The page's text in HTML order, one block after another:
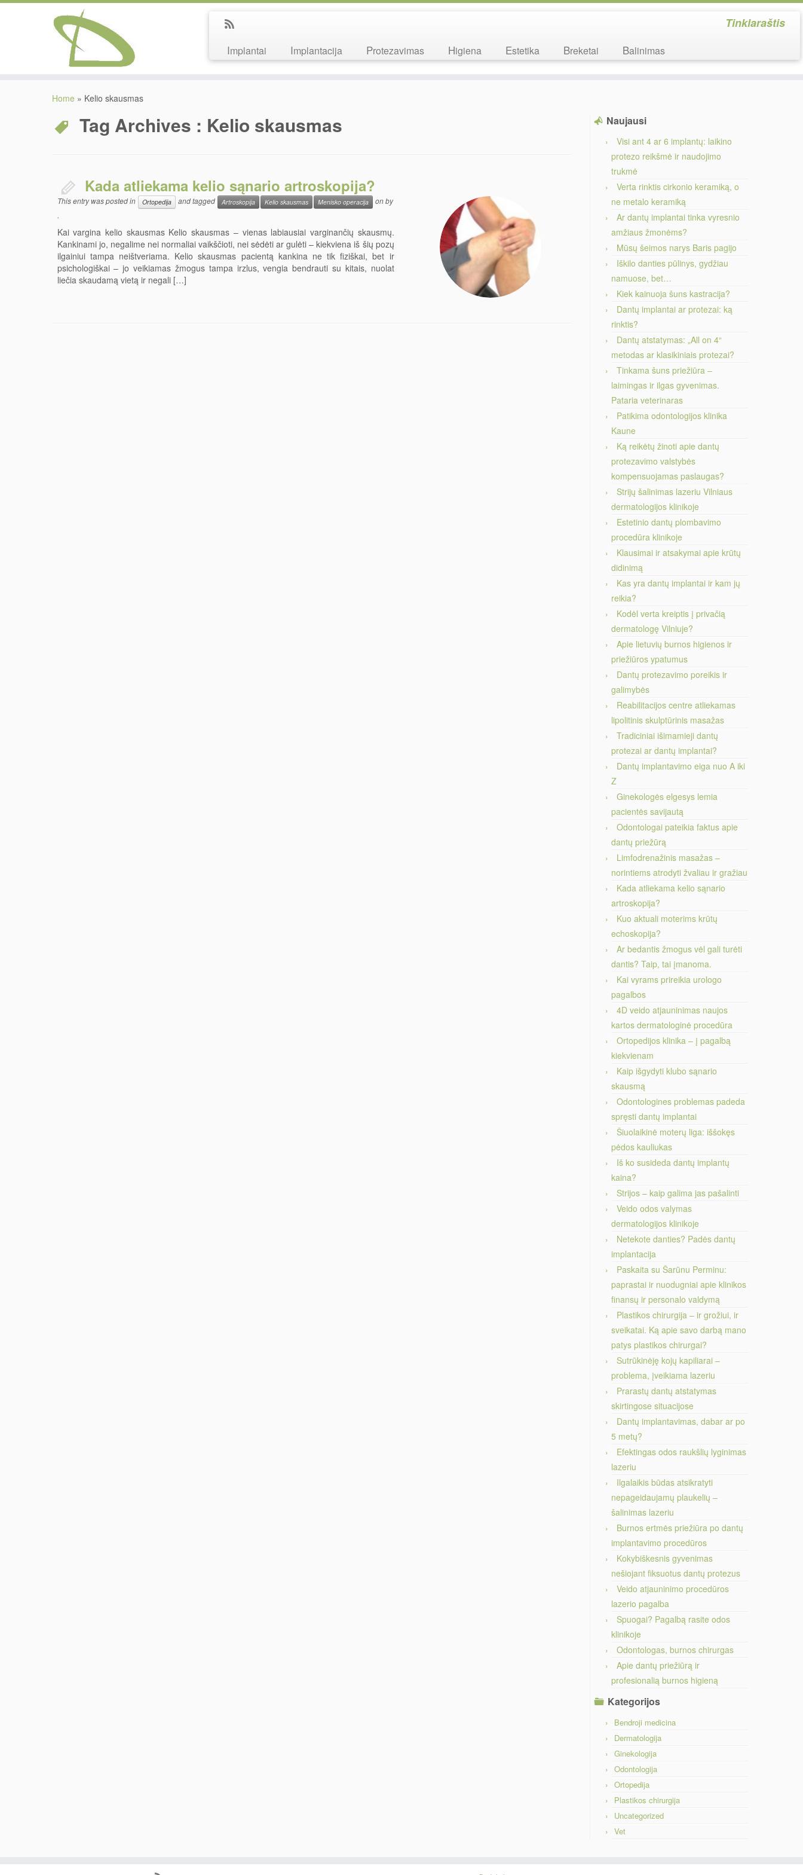
Tinklaraštis
Implantai Implantacija Protezavimas Higiena Estetika Breketai Balinimas
Home » Kelio skausmas
Tag Archives : Kelio skausmas
Kada atliekama kelio sąnario artroskopija?
This entry was posted in Ortopedija and tagged Artroskopija Kelio skausmas Menisko operacija onby
.
Kai vargina kelio skausmas Kelio skausmas – vienas labiausiai varginančių skausmų.
Kankinami jo, negalime nei normaliai vaikščioti, nei sėdėti ar gulėti – kiekviena iš šių pozų
ilgainiui tampa neištveriama. Kelio skausmas pacientą kankina ne tik fiziškai, bet ir
psichologiškai – jo veikiamas žmogus tampa irzlus, vengia bendrauti su kitais, nuolat
liečia skaudamą vietą ir negali […]
Naujausi
Visi ant 4 ar 6 implantų: laikino
protezo reikšmė ir naudojimo
trukmė
Verta rinktis cirkonio keramiką, o
ne metalo keramiką
Ar dantų implantai tinka vyresnio
amžiaus žmonėms?
Mūsų šeimos narys Baris pagijo
Iškilo danties pūlinys, gydžiau
namuose, bet…
Kiek kainuoja šuns kastracija?
Dantų implantai ar protezai: ką
rinktis?
Dantų atstatymas: „All on 4“
metodas ar klasikiniais protezai?
Tinkama šuns priežiūra –
laimingas ir ilgas gyvenimas.
Pataria veterinaras
Patikima odontologijos klinika
Kaune
Ką reikėtų žinoti apie dantų
protezavimo valstybės
kompensuojamas paslaugas?
Strijų šalinimas lazeriu Vilniaus
dermatologijos klinikoje
Estetinio dantų plombavimo
procedūra klinikoje
Klausimai ir atsakymai apie krūtų
didinimą
Kas yra dantų implantai ir kam jų
reikia?
Kodėl verta kreiptis į privačią
dermatologę Vilniuje?
Apie lietuvių burnos higienos ir
priežiūros ypatumus
Dantų protezavimo poreikis ir
galimybės
Reabilitacijos centre atliekamas
lipolitinis skulptūrinis masažas
Tradiciniai išimamieji dantų
protezai ar dantų implantai?
Dantų implantavimo eiga nuo A iki
Z
Ginekologės elgesys lemia
pacientės savijautą
Odontologai pateikia faktus apie
dantų priežūrą
Limfodrenažinis masažas –
norintiems atrodyti žvaliau ir gražiau
Kada atliekama kelio sąnario
artroskopija?
Kuo aktuali moterims krūtų
echoskopija?
Ar bedantis žmogus vėl gali turėti
dantis? Taip, tai įmanoma.
Kai vyrams prireikia urologo
pagalbos
4D veido atjauninimas naujos
kartos dermatologinė procedūra
Ortopedijos klinika – į pagalbą
kiekvienam
Kaip išgydyti klubo sąnario
skausmą
Odontologines problemas padeda
spręsti dantų implantai
Šiuolaikinė moterų liga: iššokęs
pėdos kauliukas
Iš ko susideda dantų implantų
kaina?
Strijos – kaip galima jas pašalinti
Veido odos valymas
dermatologijos klinikoje
Netekote danties? Padės dantų
implantacija
Paskaita su Šarūnu Perminu:
paprastai ir nuodugniai apie klinikos
finansų ir personalo valdymą
Plastikos chirurgija – ir grožiui, ir
sveikatai. Ką apie savo darbą mano
patys plastikos chirurgai?
Sutrūkinėję kojų kapiliarai –
problema, įveikiama lazeriu
Prarastų dantų atstatymas
skirtingose situacijose
Dantų implantavimas, dabar ar po
5 metų?
Efektingas odos raukšlių lyginimas
lazeriu
Ilgalaikis būdas atsikratyti
nepageidaujamų plaukelių –
šalinimas lazeriu
Burnos ertmės priežiūra po dantų
implantavimo procedūros
Kokybiškesnis gyvenimas
nešiojant fiksuotus dantų protezus
Veido atjauninimo procedūros
lazerio pagalba
Spuogai? Pagalbą rasite odos
klinikoje
Odontologas, burnos chirurgas
Apie dantų priežiūrą ir
profesionalią burnos higieną
Kategorijos
Bendroji medicina
Dermatologija
Ginekologija
Odontologija
Ortopedija
Plastikos chirurgija
Uncategorized
Vet